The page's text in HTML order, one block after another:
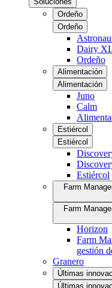
Ordeño
Ordeño
Dairy
Ordeño
Alimentación
Alimentación
Juno
Calm
Estiércol
Estiércol
Estiércol
Farm
Farm
Horizon
Farm
gestión
Granero
Últimas
Últimas